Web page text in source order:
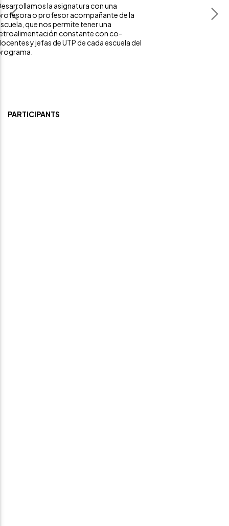
Previous
la asignatura con una
o profesor acompañante de la
que nos permite tener una
constante con co-
y jefas de UTP de cada escuela del
PARTICIPANTS